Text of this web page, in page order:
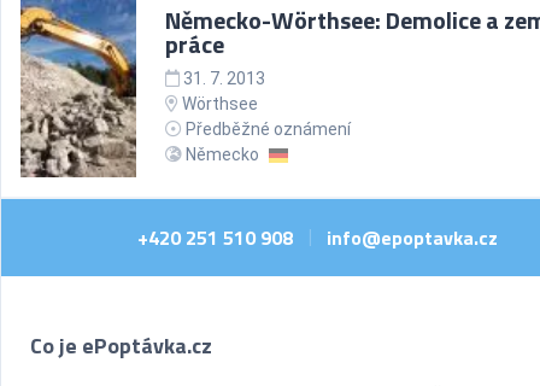
Německo-Wörthsee: Demolice a
práce
31. 7. 2013
Wörthsee
Předběžné oznámení
Německo
+420 251 510 908 | info@epoptavka.cz
Co je ePoptávka.cz